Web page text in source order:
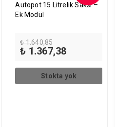
Autopot 15 Litrelik Saksı –
Ek Modül
₺1.640,85Orijinal
fiyat:
₺ 1.640,85.
₺ 1.367,38Şu
fiyat:
₺ 1.367,38.
Stokta yok